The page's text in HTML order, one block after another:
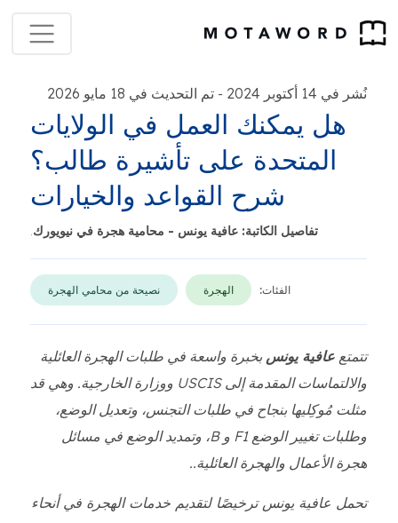
نُشر في 14 أكتوبر 2024 - تم التحديث في 18 مايو 2026
هل يمكنك العمل في الولايات
المتحدة على تأشيرة طالب؟
شرح القواعد والخيارات
تفاصيل الكاتبة: عافية يونس - محامية هجرة في نيويورك.
الفئات: الهجرة نصيحة من محامي الهجرة
تتمتع عافية يونس بخبرة واسعة في طلبات الهجرة العائلية
والالتماسات المقدمة إلى USCIS ووزارة الخارجية. وهي قد
مثلت مُوكِليها بنجاح في طلبات التجنس، وتعديل الوضع،
وطلبات تغيير الوضع F1 و B، وتمديد الوضع في مسائل
هجرة الأعمال والهجرة العائلية..
تحمل عافية يونس ترخيصًا لتقديم خدمات الهجرة في أنحاء